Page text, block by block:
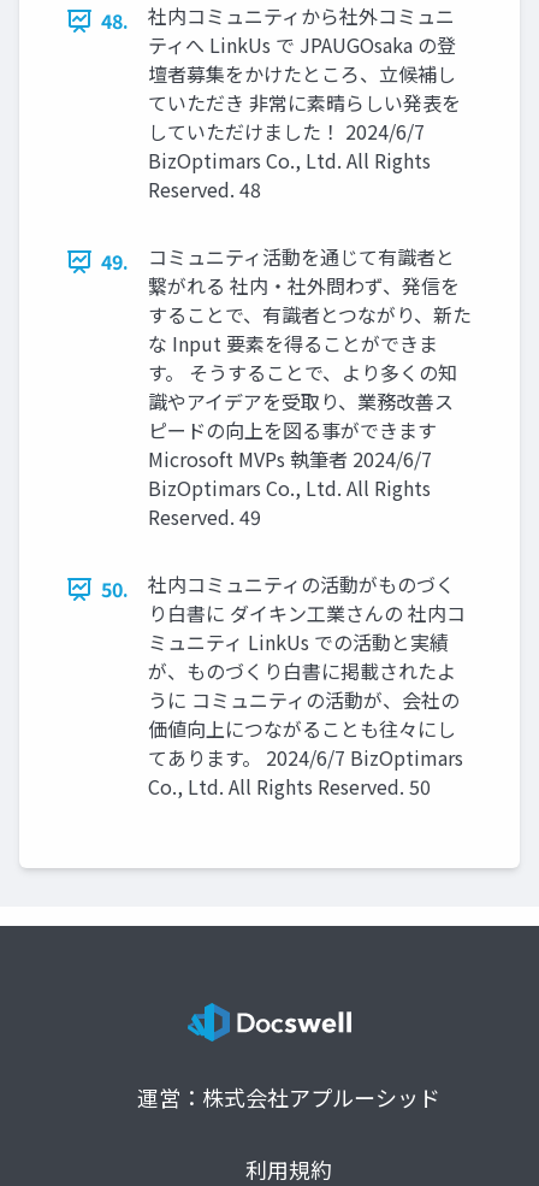
48.
社内コミュニティから社外コミュニ
ティへ LinkUs で JPAUGOsaka の登
壇者募集をかけたところ、立候補し
ていただき 非常に素晴らしい発表を
していただけました！ 2024/6/7
BizOptimars Co., Ltd. All Rights
Reserved. 48
49.
コミュニティ活動を通じて有識者と
繋がれる 社内・社外問わず、発信を
することで、有識者とつながり、新た
な Input 要素を得ることができま
す。 そうすることで、より多くの知
識やアイデアを受取り、業務改善ス
ピードの向上を図る事ができます
Microsoft MVPs 執筆者 2024/6/7
BizOptimars Co., Ltd. All Rights
Reserved. 49
50.
社内コミュニティの活動がものづく
り白書に ダイキン工業さんの 社内コ
ミュニティ LinkUs での活動と実績
が、ものづくり白書に掲載されたよ
うに コミュニティの活動が、会社の
価値向上につながることも往々にし
てあります。 2024/6/7 BizOptimars
Co., Ltd. All Rights Reserved. 50
運営：株式会社アプルーシッド
利用規約